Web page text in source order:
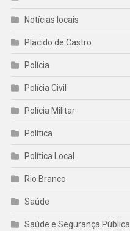
Notícias locais
Placido de Castro
Polícia
Polícia Civil
Polícia Militar
Política
Política Local
Rio Branco
Saúde
Saúde e Segurança Pública